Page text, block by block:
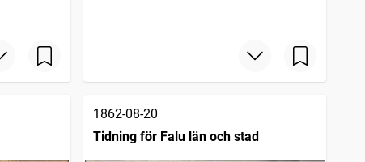
1862-08-20
Tidning för Falu län och stad